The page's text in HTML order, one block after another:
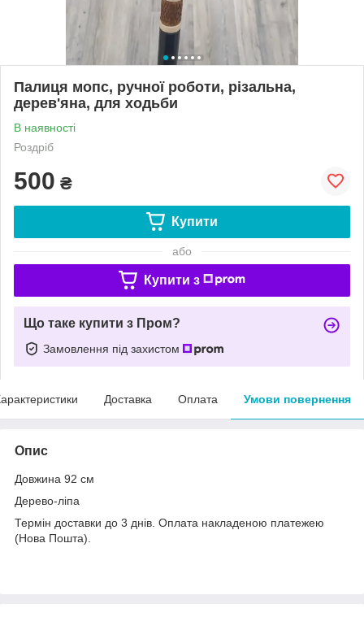
Палиця мопс, ручної роботи, різальна,
дерев'яна, для ходьби
В наявності
Роздріб
500 ₴
Купити
або
Купити з
Що таке купити з Пром?
Замовлення під захистом
Доставка Оплата Умови повернення
Опис
Довжина 92 см
Дерево-ліпа
Термін доставки до 3 днів. Оплата накладеною платежею
(Нова Пошта).